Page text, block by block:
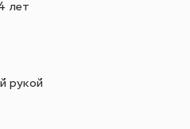
лет
рукой